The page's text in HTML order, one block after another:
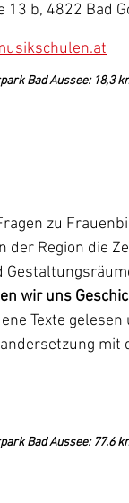
13 b, 4822 Bad
Bad Aussee: 18,3
zu
der Region die
wir uns
Texte
mit
Bad Aussee: 77.6